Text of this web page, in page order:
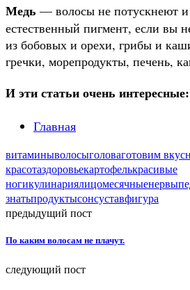
Медь — волосы не потускнеют и
естественный пигмент, если вы
из бобовых и орехи, грибы и
гречки, морепродукты, печень,
И эти статьи очень интересные:
Главная
витаминыволосыголоваготовим
красотаздоровьекартофелькрасивые
ногикулинариялицомесячныенервы
знатьпродуктысонсуставфигура
предыдущий пост
По каким волосам не плачут.
следующий пост